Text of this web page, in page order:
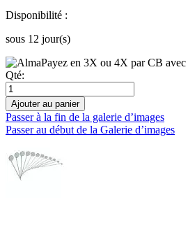
Disponibilité :
sous 12 jour(s)
Payez en 3X ou 4X par CB
Qté:
Ajouter au panier
Passer à la fin de la galerie d’images
Passer au début de la Galerie d’images